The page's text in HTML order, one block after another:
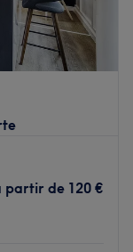
coupe,
les hommes ou
faire plaisir à
et
travaille
partir de 120 €